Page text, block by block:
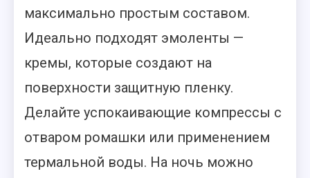
максимально простым составом.
Идеально подходят эмоленты —
кремы, которые создают на
поверхности защитную пленку.
Делайте успокаивающие компрессы с
отваром ромашки или применением
термальной воды. На ночь можно